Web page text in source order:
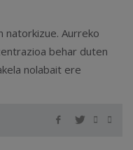
natorkizue. Aurreko
behar duten
nolabait ere